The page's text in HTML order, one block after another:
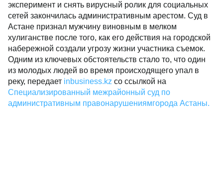
эксперимент и снять вирусный ролик для социальных
сетей закончилась административным арестом. Суд в
Астане признал мужчину виновным в мелком
хулиганстве после того, как его действия на городской
набережной создали угрозу жизни участника съемок.
Одним из ключевых обстоятельств стало то, что один
из молодых людей во время происходящего упал в
реку, передает inbusiness.kz со ссылкой на
Специализированный межрайонный суд по
административным правонарушениямгорода Астаны.